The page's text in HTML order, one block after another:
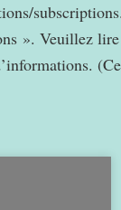
». Veuillez lire
(Ce